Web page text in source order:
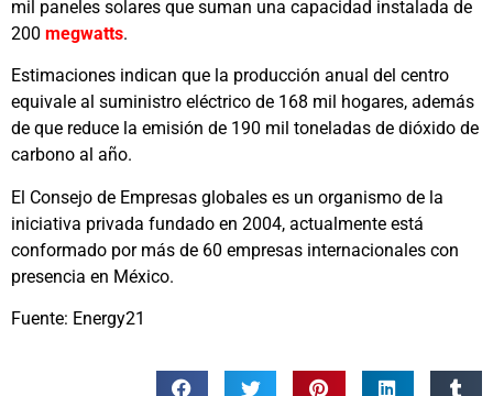
mil paneles solares que suman una capacidad instalada de
200 megwatts.
Estimaciones indican que la producción anual del centro
equivale al suministro eléctrico de 168 mil hogares, además
de que reduce la emisión de 190 mil toneladas de dióxido de
carbono al año.
El Consejo de Empresas globales es un organismo de la
iniciativa privada fundado en 2004, actualmente está
conformado por más de 60 empresas internacionales con
presencia en México.
Fuente: Energy21